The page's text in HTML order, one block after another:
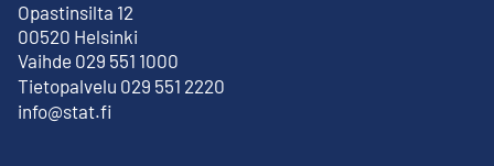
Opastinsilta 12
00520 Helsinki
Ulkoinen linkki
Vaihde 029 551 1000
Tietopalvelu 029 551 2220
info@stat.fi